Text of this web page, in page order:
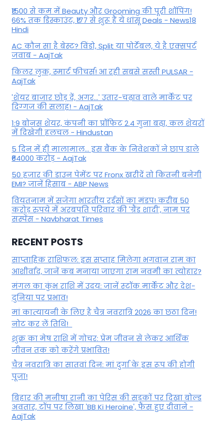
₹1500 से कम में Beauty और Grooming की पूरी शॉपिंग!
66% तक डिस्काउंट, ₹177 से शुरू हैं ये धांसू Deals - News18
Hindi
AC कौन सा है बेस्ट? विंडो, Split या पोर्टेबल, ये है एक्सपर्ट
जवाब - AajTak
किलर लुक, स्मार्ट फीचर्स! आ रही सबसे सस्ती PULSAR -
AajTak
'शेयर बाजार छोड़ दें, अगर...' उतार-चढ़ाव वाले मार्केट पर
दिग्‍गज की सलाह! - AajTak
1:9 बोनस शेयर, कंपनी का प्रॉफिट 2.4 गुना बढ़ा, कल शेयरों
में दिखेगी हलचल - Hindustan
5 दिन में ही मालामाल... इस बैंक के निवेशकों ने छाप डाले
₹64000 करोड़ - AajTak
50 हजार की डाउन पेमेंट पर Fronx खरीदें तो कितनी बनेगी
EMI? जानें हिसाब - ABP News
वियतनाम में सजेगा भारतीय रईसों का मंडप! करीब 50
करोड़ रुपये में अरबपति परिवार की 'ग्रैंड शादी', नाम पर
सस्पेंस - Navbharat Times
RECENT POSTS
साप्ताहिक राशिफल: इस सप्ताह मिलेगा भगवान राम का
आशीर्वाद, जानें कब मनाया जाएगा राम नवमी का त्योहार?
मंगल का कुंभ राशि में उदय: जानें स्‍टॉक मार्केट और देश-
दुनिया पर प्रभाव!
मां कात्‍यायनी के लिए है चैत्र नवरात्रि 2026 का छठा दिन!
नोट कर लें तिथि!
शुक्र का मेष राशि में गोचर: प्रेम जीवन से लेकर आर्थिक
जीवन तक को करेंगे प्रभावित!
चैत्र नवरात्रि का सातवां दिन: मां दुर्गा के इस रूप की होगी
पूजा!
बिहार की मनीषा रानी का पेरिस की सड़कों पर दिखा बोल्ड
अवतार, टॉप पर लिखा 'BB Ki Heroine', फैंस हुए दीवाने -
AajTak